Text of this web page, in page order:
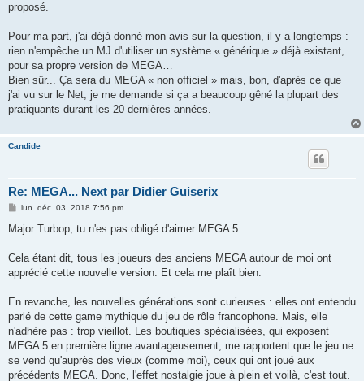
proposé.
Pour ma part, j'ai déjà donné mon avis sur la question, il y a longtemps :
rien n'empêche un MJ d'utiliser un système « générique » déjà existant,
pour sa propre version de MEGA…
Bien sûr... Ça sera du MEGA « non officiel » mais, bon, d'après ce que
j'ai vu sur le Net, je me demande si ça a beaucoup gêné la plupart des
pratiquants durant les 20 dernières années.
Candide
Re: MEGA... Next par Didier Guiserix
M
s
g
lun. déc. 03, 2018 7:56 pm
Major Turbop, tu n'es pas obligé d'aimer MEGA 5.
Cela étant dit, tous les joueurs des anciens MEGA autour de moi ont
apprécié cette nouvelle version. Et cela me plaît bien.
En revanche, les nouvelles générations sont curieuses : elles ont entendu
parlé de cette game mythique du jeu de rôle francophone. Mais, elle
n'adhère pas : trop vieillot. Les boutiques spécialisées, qui exposent
MEGA 5 en première ligne avantageusement, me rapportent que le jeu ne
se vend qu'auprès des vieux (comme moi), ceux qui ont joué aux
précédents MEGA. Donc, l'effet nostalgie joue à plein et voilà, c'est tout.